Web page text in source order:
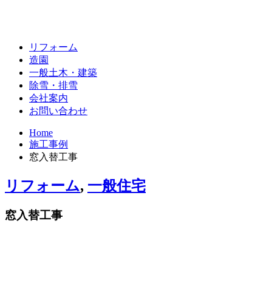
リフォーム
造園
一般土木・建築
除雪・排雪
会社案内
お問い合わせ
Home
施工事例
窓入替工事
リフォーム, 一般住宅
窓入替工事